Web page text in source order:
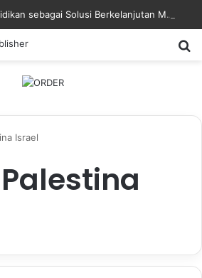
Wakaf untuk Pendidikan sebagai Solusi Berkelanjutan Masa Depan Bangsa
Israel